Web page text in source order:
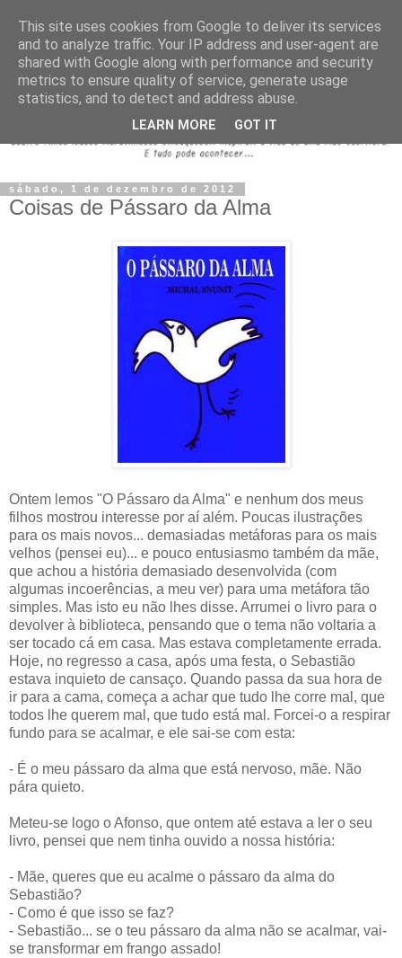
sábado, 1 de dezembro de 2012
Coisas de Pássaro da Alma
Ontem lemos "O Pássaro da Alma" e nenhum dos meus
filhos mostrou interesse por aí além. Poucas ilustrações
para os mais novos... demasiadas metáforas para os mais
velhos (pensei eu)... e pouco entusiasmo também da mãe,
que achou a história demasiado desenvolvida (com
algumas incoerências, a meu ver) para uma metáfora tão
simples. Mas isto eu não lhes disse. Arrumei o livro para o
devolver à biblioteca, pensando que o tema não voltaria a
ser tocado cá em casa. Mas estava completamente errada.
Hoje, no regresso a casa, após uma festa, o Sebastião
estava inquieto de cansaço. Quando passa da sua hora de
ir para a cama, começa a achar que tudo lhe corre mal, que
todos lhe querem mal, que tudo está mal. Forcei-o a respirar
fundo para se acalmar, e ele sai-se com esta:
- É o meu pássaro da alma que está nervoso, mãe. Não
pára quieto.
Meteu-se logo o Afonso, que ontem até estava a ler o seu
livro, pensei que nem tinha ouvido a nossa história:
- Mãe, queres que eu acalme o pássaro da alma do
Sebastião?
- Como é que isso se faz?
- Sebastião... se o teu pássaro da alma não se acalmar, vai-
se transformar em frango assado!
This site uses cookies from Google to deliver its services
and to analyze traffic. Your IP address and user-agent are
shared with Google along with performance and security
metrics to ensure quality of service, generate usage
statistics, and to detect and address abuse.
LEARN MORE GOT IT